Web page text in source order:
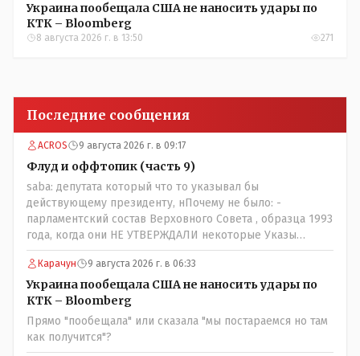
Украина пообещала США не наносить удары по
КТК – Bloomberg
8 августа 2026 г. в 13:50 271
Последние сообщения
ACROS 9 августа 2026 г. в 09:17
Флуд и оффтопик (часть 9)
saba: депутата который что то указывал бы
действующему президенту, нПочему не было: -
парламентский состав Верховного Совета , образца 1993
года, когда они НЕ УТВЕРЖДАЛИ некоторые Указы
Назарбаева, особенно в части выборов и перевыборов и
некоторых вопросах внутренней политики, и тогда
Назарбай волевым Указом РАСПУСТИЛ этот бунтарский
состав. Имя - Серикболсын Абдильдин вам знакомо -
юывший секретарь ЦК КП Казахстана , впоследствии -
депутат Верховного Совета и Мажлиса и Председатель
партии коммунстов- он в то время и после и причём
Карачун 9 августа 2026 г. в 06:33
Украина пообещала США не наносить удары по
КТК – Bloomberg
Прямо "пообещала" или сказала "мы постараемся но там
как получится"?